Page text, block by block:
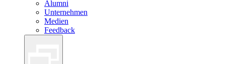
Alumni
Unternehmen
Medien
Feedback